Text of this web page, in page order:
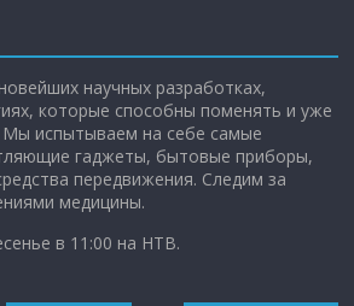
научных разработках,
которые способны поменять и уже
испытываем на себе самые
гаджеты, бытовые приборы,
передвижения. Следим за
медицины.
в 11:00 на НТВ.